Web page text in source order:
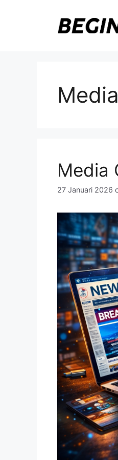
Media
27 Januari 2026